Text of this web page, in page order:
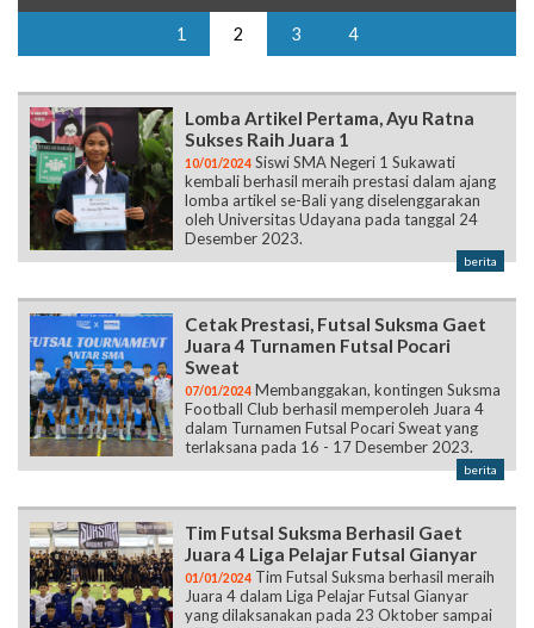
Lomba Artikel Pertama, Ayu Ratna
Sukses Raih Juara 1
kembali berhasil meraih prestasi dalam ajang
lomba artikel se-Bali yang diselenggarakan
oleh Universitas Udayana pada tanggal 24
Desember 2023.
berita
Cetak Prestasi, Futsal Suksma Gaet
Juara 4 Turnamen Futsal Pocari
Football Club berhasil memperoleh Juara 4
dalam Turnamen Futsal Pocari Sweat yang
terlaksana pada 16 - 17 Desember 2023.
berita
Tim Futsal Suksma Berhasil Gaet
Juara 4 Liga Pelajar Futsal Gianyar
Juara 4 dalam Liga Pelajar Futsal Gianyar
yang dilaksanakan pada 23 Oktober sampai
17 Desember 2023 di GOR Kebo Iwa,
Gianyar.
berita